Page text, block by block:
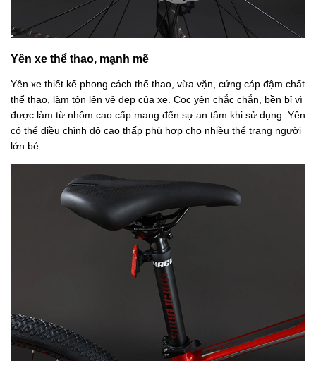
Yên xe thể thao, mạnh mẽ
Yên xe thiết kế phong cách thể thao, vừa vặn, cứng cáp đậm chất
thể thao, làm tôn lên vẻ đẹp của xe. Cọc yên chắc chắn, bền bỉ vì
được làm từ nhôm cao cấp mang đến sự an tâm khi sử dụng. Yên
có thể điều chỉnh độ cao thấp phù hợp cho nhiều thể trạng người
lớn bé.